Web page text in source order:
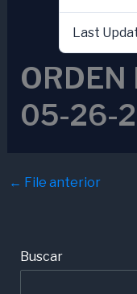
Last
ORDEN
05-26-
← File anterior
Buscar